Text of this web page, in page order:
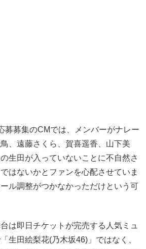
募集のCMでは、メンバーがナレー
、遠藤さくら、賀喜遥香、山下美
生田が入っていないことに不自然さ
はないかとファンを心配させていま
ル調整がつかなかっただけという可
は即日チケットが完売する人気ミュ
生田絵梨花(乃木坂46)」ではなく、